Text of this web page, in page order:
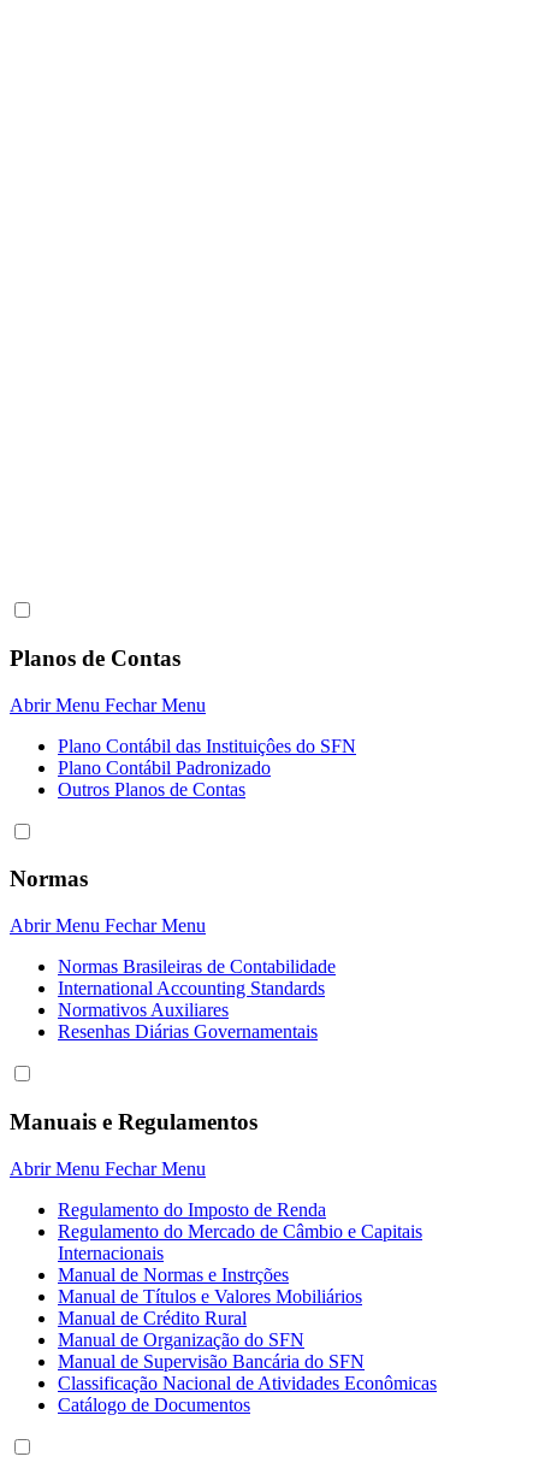
Planos de Contas
Abrir Menu Fechar Menu
Plano Contábil das Instituiçôes do SFN
Plano Contábil Padronizado
Outros Planos de Contas
Normas
Abrir Menu Fechar Menu
Normas Brasileiras de Contabilidade
International Accounting Standards
Normativos Auxiliares
Resenhas Diárias Governamentais
Manuais e Regulamentos
Abrir Menu Fechar Menu
Regulamento do Imposto de Renda
Regulamento do Mercado de Câmbio e Capitais
Internacionais
Manual de Normas e Instrções
Manual de Títulos e Valores Mobiliários
Manual de Crédito Rural
Manual de Organização do SFN
Manual de Supervisão Bancária do SFN
Classificação Nacional de Atividades Econômicas
Catálogo de Documentos